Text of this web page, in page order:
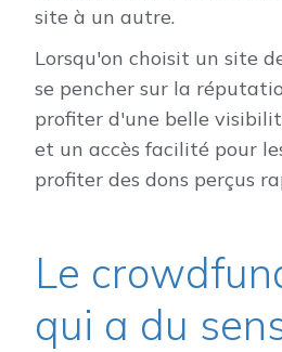
site à un autre.
Lorsqu'on choisit un site
se pencher sur la
profiter d'une belle
et un accès facilité pour
profiter des dons perçus
Le
qui a du